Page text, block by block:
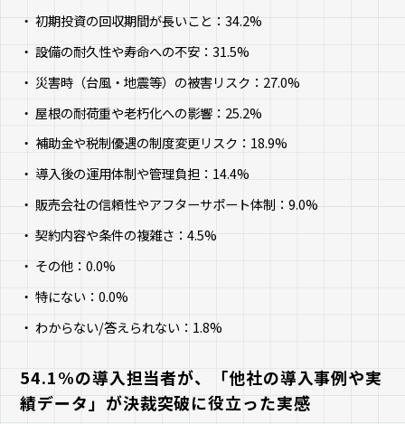
初期投資の回収期間が長いこと：34.2%
設備の耐久性や寿命への不安：31.5%
災害時（台風・地震等）の被害リスク：27.0%
屋根の耐荷重や老朽化への影響：25.2%
補助金や税制優遇の制度変更リスク：18.9%
導入後の運用体制や管理負担：14.4%
販売会社の信頼性やアフターサポート体制：9.0%
契約内容や条件の複雑さ：4.5%
その他：0.0%
特にない：0.0%
わからない/答えられない：1.8%
54.1%の導入担当者が、「他社の導入事例や実
績データ」が決裁突破に役立った実感